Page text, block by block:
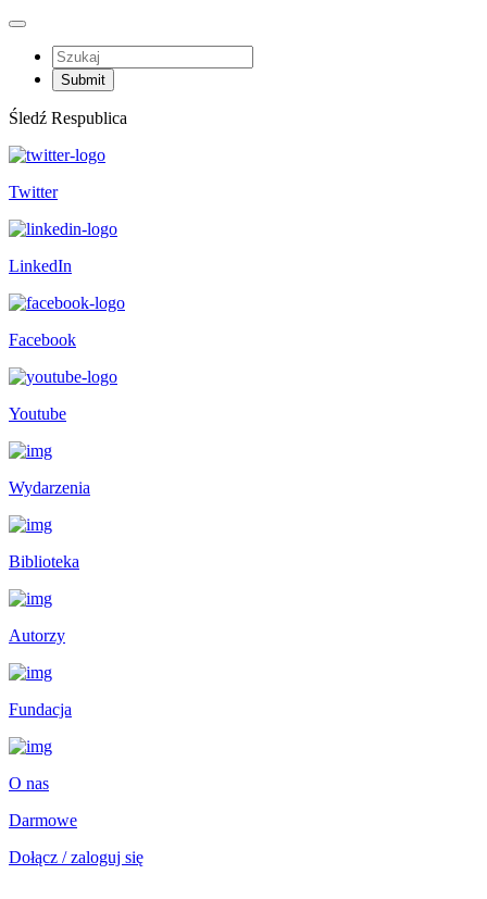
Śledź Respublica
Twitter
LinkedIn
Facebook
Youtube
Wydarzenia
Biblioteka
Autorzy
Fundacja
O nas
Darmowe
Dołącz / zaloguj się